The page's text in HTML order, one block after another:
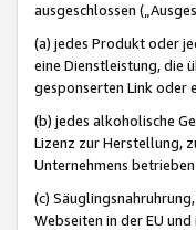
ausgeschlossen
(a) jedes Produkt oder
eine Dienstleistung, die
gesponserten Link oder
(b) jedes alkoholische
Lizenz zur Herstellung,
Unternehmens
(c)
Webseiten in der EU